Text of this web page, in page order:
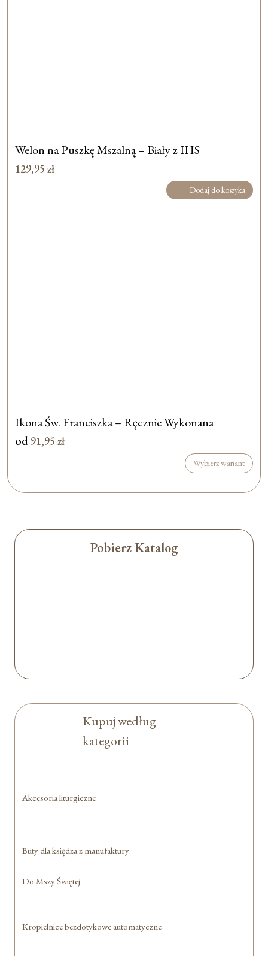
Welon na Puszkę Mszalną – Biały z IHS
129,95 zł
Dodaj do koszyka
Ikona Św. Franciszka – Ręcznie Wykonana
od 91,95 zł
Wybierz wariant
Pobierz Katalog
Kupuj według
kategorii
Akcesoria liturgiczne
Buty dla księdza z manufaktury
Do Mszy Świętej
Kropielnice bezdotykowe automatyczne